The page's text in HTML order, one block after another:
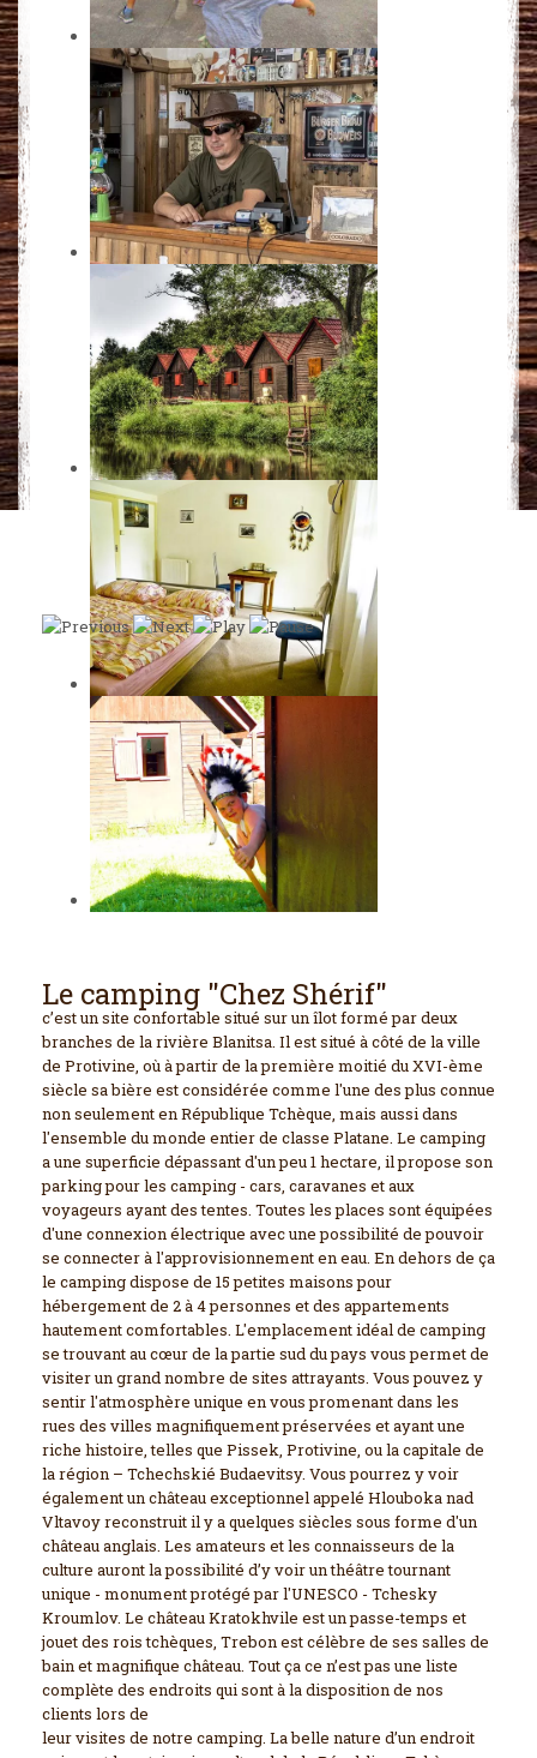
Le camping "Chez Shérif"
c’est un site confortable situé sur un îlot formé par deux
branches de la rivière Blanitsa. Il est situé à côté de la ville
de Protivine, où à partir de la première moitié du XVI-ème
siècle sa bière est considérée comme l'une des plus connue
non seulement en République Tchèque, mais aussi dans
l'ensemble du monde entier de classe Platane. Le camping
a une superficie dépassant d'un peu 1 hectare, il propose son
parking pour les camping - cars, caravanes et aux
voyageurs ayant des tentes. Toutes les places sont équipées
d'une connexion électrique avec une possibilité de pouvoir
se connecter à l'approvisionnement en eau. En dehors de ça
le camping dispose de 15 petites maisons pour
hébergement de 2 à 4 personnes et des appartements
hautement comfortables. L'emplacement idéal de camping
se trouvant au cœur de la partie sud du pays vous permet de
visiter un grand nombre de sites attrayants. Vous pouvez y
sentir l'atmosphère unique en vous promenant dans les
rues des villes magnifiquement préservées et ayant une
riche histoire, telles que Pissek, Protivine, ou la capitale de
la région – Tchechskié Budaevitsy. Vous pourrez y voir
également un château exceptionnel appelé Hlouboka nad
Vltavoy reconstruit il y a quelques siècles sous forme d'un
château anglais. Les amateurs et les connaisseurs de la
culture auront la possibilité d’y voir un théâtre tournant
unique - monument protégé par l'UNESCO - Tchesky
Kroumlov. Le château Kratokhvile est un passe-temps et
jouet des rois tchèques, Trebon est célèbre de ses salles de
bain et magnifique château. Tout ça ce n’est pas une liste
complète des endroits qui sont à la disposition de nos
clients lors de
leur visites de notre camping. La belle nature d’un endroit